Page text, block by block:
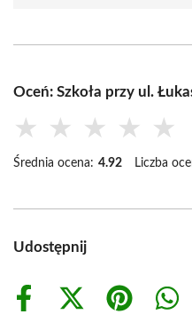
Oceń: Szkoła przy ul.
★ ★ ★ ★ ★
Średnia ocena: 4.92 Liczba
Udostępnij
Share
Share
Share